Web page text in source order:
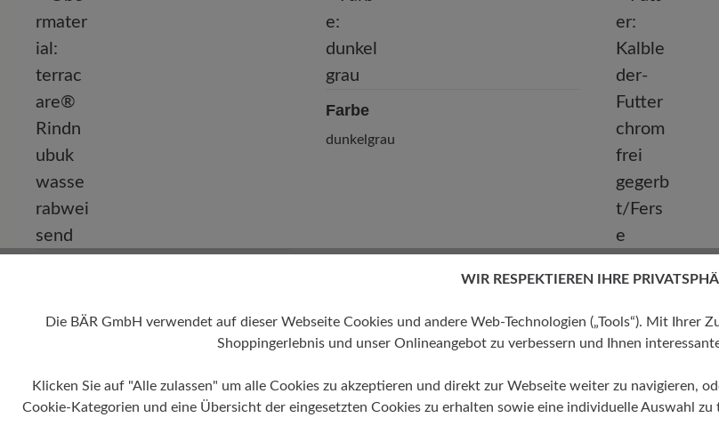
kundenbetreuung@baer-
Telefon: 0800 51 65 65 56 (gebührenfrei)
Farbe
dunkelgrau
Futter
Kalbleder-
WIR RESPEKTIEREN IHRE
Die BÄR GmbH verwendet auf dieser Webseite Cookies und andere Web-Technologien („Tools“). Mit
Shoppingerlebnis und unser Onlineangebot zu verbessern und Ihnen
Klicken Sie auf "Alle zulassen" um alle Cookies zu akzeptieren und direkt zur Webseite weiter zu navigieren,
Cookie-Kategorien und eine Übersicht der eingesetzten Cookies zu erhalten sowie eine individuelle Auswahl